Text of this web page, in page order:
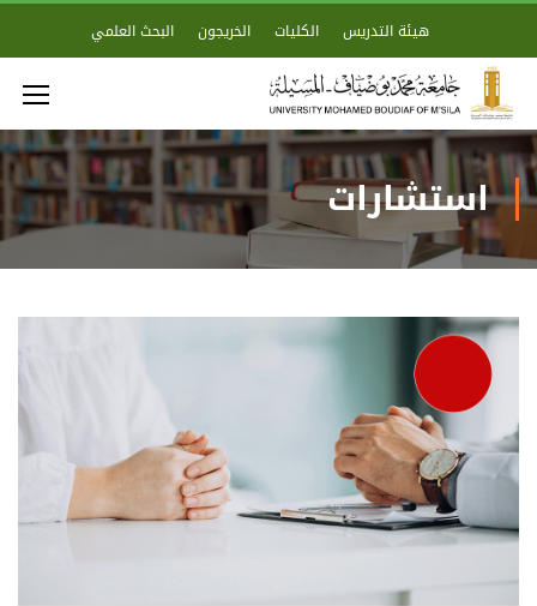
هيئة التدريس الكليات الخريجون البحث العلمي
استشارات